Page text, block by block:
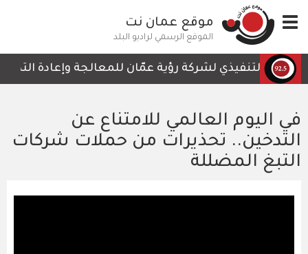
إلى
المحتوى
الرئيسي
Toggle
navigation
موقع عمان نت
الموقع الرسمي لراديو البلد
التنفيذي لشركة رؤية عمّان للمعالجة وإعادة
في اليوم العالمي للامتناع عن
التدخين.. تحذيرات من حملات شركات
التبغ المضللة